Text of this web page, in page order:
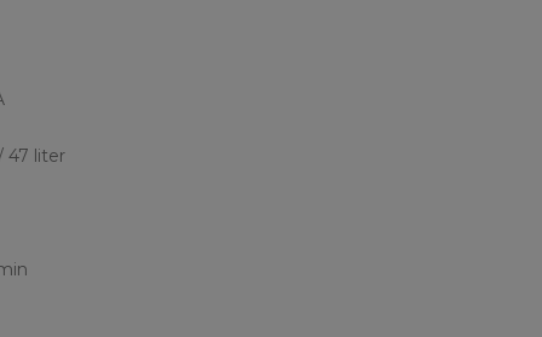
47 liter